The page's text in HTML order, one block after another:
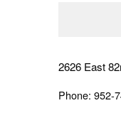
2626 East
Phone: 952-